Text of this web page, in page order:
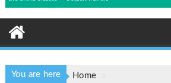
You are here
Home